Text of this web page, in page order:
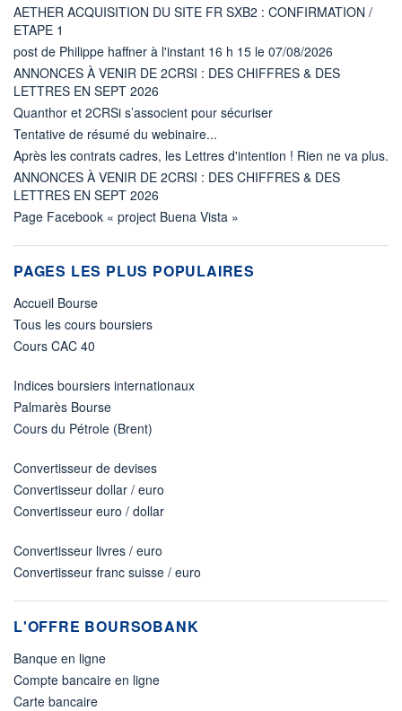
AETHER ACQUISITION DU SITE FR SXB2 : CONFIRMATION /
ETAPE 1
post de Philippe haffner à l'instant 16 h 15 le 07/08/2026
ANNONCES À VENIR DE 2CRSI : DES CHIFFRES & DES
LETTRES EN SEPT 2026
Quanthor et 2CRSi s’associent pour sécuriser
Tentative de résumé du webinaire...
Après les contrats cadres, les Lettres d'intention ! Rien ne va plus.
ANNONCES À VENIR DE 2CRSI : DES CHIFFRES & DES
LETTRES EN SEPT 2026
Page Facebook « project Buena Vista »
PAGES LES PLUS POPULAIRES
Accueil Bourse
Tous les cours boursiers
Cours CAC 40
Indices boursiers internationaux
Palmarès Bourse
Cours du Pétrole (Brent)
Convertisseur de devises
Convertisseur dollar / euro
Convertisseur euro / dollar
Convertisseur livres / euro
Convertisseur franc suisse / euro
L'OFFRE BOURSOBANK
Banque en ligne
Compte bancaire en ligne
Carte bancaire